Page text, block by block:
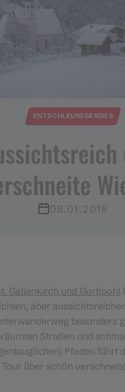
ENTSCHLEUNIGENDES
08.01.2019
Gallenkirch und Gortipohl
aber
besonders
Straßen und
Pfaden führt
über schön